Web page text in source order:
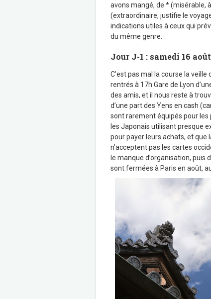
avons mangé, de * (misérable,
(extraordinaire, justifie le
indications utiles à ceux qui
du même genre.
Jour J-1 : samedi 16
C’est pas mal la course la
rentrés à 17h Gare de Lyon
des amis, et il nous reste à
d’une part des Yens en cash
sont rarement équipés pour
les Japonais utilisant presque
pour payer leurs achats, et que
n’acceptent pas les cartes
le manque d’organisation,
sont fermées à Paris en août,